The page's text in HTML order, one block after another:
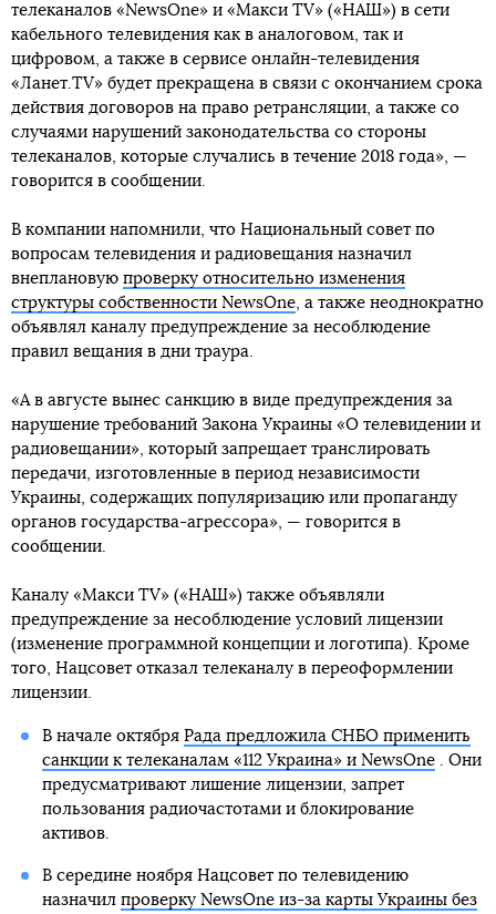
телеканалов «NewsOne» и «Макси TV» («НАШ») в сети
кабельного телевидения как в аналоговом, так и
цифровом, а также в сервисе онлайн-телевидения
«Ланет.TV» будет прекращена в связи с окончанием срока
действия договоров на право ретрансляции, а также со
случаями нарушений законодательства со стороны
телеканалов, которые случались в течение 2018 года», —
говорится в сообщении.
В компании напомнили, что Национальный совет по
вопросам телевидения и радиовещания назначил
внеплановую проверку относительно изменения
структуры собственности NewsOne , а также неоднократно
объявлял каналу предупреждение за несоблюдение
правил вещания в дни траура.
«А в августе вынес санкцию в виде предупреждения за
нарушение требований Закона Украины «О телевидении и
радиовещании», который запрещает транслировать
передачи, изготовленные в период независимости
Украины, содержащих популяризацию или пропаганду
органов государства-агрессора», — говорится в
сообщении.
Каналу «Макси TV» («НАШ») также объявляли
предупреждение за несоблюдение условий лицензии
(изменение программной концепции и логотипа). Кроме
того, Нацсовет отказал телеканалу в переоформлении
лицензии.
В начале октября Рада предложила СНБО применить
санкции к телеканалам «112 Украина» и NewsOne. Они
предусматривают лишение лицензии, запрет
пользования радиочастотами и блокирование
активов.
В середине ноября Нацсовет по телевидению
назначил проверку NewsOne из-за карты Украины без